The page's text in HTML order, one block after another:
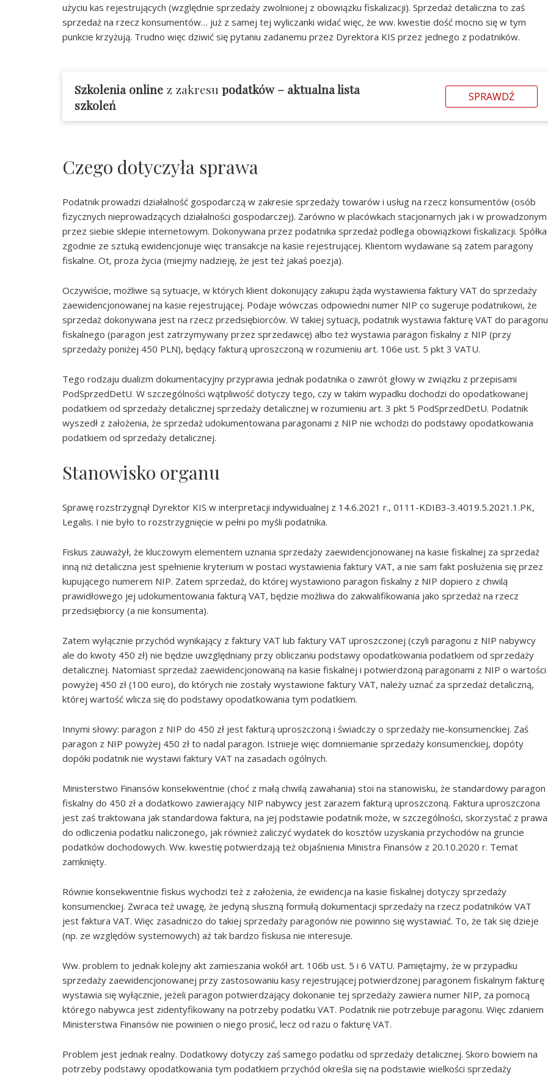
użyciu kas rejestrujących (względnie sprzedaży zwolnionej z obowiązku fiskalizacji). Sprzedaż detaliczna to zaś
sprzedaż na rzecz konsumentów… już z samej tej wyliczanki widać więc, że ww. kwestie dość mocno się w tym
punkcie krzyżują. Trudno więc dziwić się pytaniu zadanemu przez Dyrektora KIS przez jednego z podatników.
Szkolenia online z zakresu podatków– aktualna lista
szkoleń
SPRAWDŹ
Czego dotyczyła sprawa
Podatnik prowadzi działalność gospodarczą w zakresie sprzedaży towarów i usług na rzecz konsumentów (osób
fizycznych nieprowadzących działalności gospodarczej). Zarówno w placówkach stacjonarnych jak i w prowadzonym
przez siebie sklepie internetowym. Dokonywana przez podatnika sprzedaż podlega obowiązkowi fiskalizacji. Spółka
zgodnie ze sztuką ewidencjonuje więc transakcje na kasie rejestrującej. Klientom wydawane są zatem paragony
fiskalne. Ot, proza życia (miejmy nadzieję, że jest też jakaś poezja).
Oczywiście, możliwe są sytuacje, w których klient dokonujący zakupu żąda wystawienia faktury VAT do sprzedaży
zaewidencjonowanej na kasie rejestrującej. Podaje wówczas odpowiedni numer NIP co sugeruje podatnikowi, że
sprzedaż dokonywana jest na rzecz przedsiębiorców. W takiej sytuacji, podatnik wystawia fakturę VAT do paragonu
fiskalnego (paragon jest zatrzymywany przez sprzedawcę) albo też wystawia paragon fiskalny z NIP (przy
sprzedaży poniżej 450 PLN), będący fakturą uproszczoną w rozumieniu art. 106e ust. 5 pkt 3 VATU.
Tego rodzaju dualizm dokumentacyjny przyprawia jednak podatnika o zawrót głowy w związku z przepisami
PodSprzedDetU. W szczególności wątpliwość dotyczy tego, czy w takim wypadku dochodzi do opodatkowanej
podatkiem od sprzedaży detalicznej sprzedaży detalicznej w rozumieniu art. 3 pkt 5 PodSprzedDetU. Podatnik
wyszedł z założenia, że sprzedaż udokumentowana paragonami z NIP nie wchodzi do podstawy opodatkowania
podatkiem od sprzedaży detalicznej.
Stanowisko organu
Sprawę rozstrzygnął Dyrektor KIS w interpretacji indywidualnej z 14.6.2021 r., 0111-KDIB3-3.4019.5.2021.1.PK,
Legalis. I nie było to rozstrzygnięcie w pełni po myśli podatnika.
Fiskus zauważył, że kluczowym elementem uznania sprzedaży zaewidencjonowanej na kasie fiskalnej za sprzedaż
inną niż detaliczna jest spełnienie kryterium w postaci wystawienia faktury VAT, a nie sam fakt posłużenia się przez
kupującego numerem NIP. Zatem sprzedaż, do której wystawiono paragon fiskalny z NIP dopiero z chwilą
prawidłowego jej udokumentowania fakturą VAT, będzie możliwa do zakwalifikowania jako sprzedaż na rzecz
przedsiębiorcy (a nie konsumenta).
Zatem wyłącznie przychód wynikający z faktury VAT lub faktury VAT uproszczonej (czyli paragonu z NIP nabywcy
ale do kwoty 450 zł) nie będzie uwzględniany przy obliczaniu podstawy opodatkowania podatkiem od sprzedaży
detalicznej. Natomiast sprzedaż zaewidencjonowaną na kasie fiskalnej i potwierdzoną paragonami z NIP o wartości
powyżej 450 zł (100 euro), do których nie zostały wystawione faktury VAT, należy uznać za sprzedaż detaliczną,
której wartość wlicza się do podstawy opodatkowania tym podatkiem.
Innymi słowy: paragon z NIP do 450 zł jest fakturą uproszczoną i świadczy o sprzedaży nie-konsumenckiej. Zaś
paragon z NIP powyżej 450 zł to nadal paragon. Istnieje więc domniemanie sprzedaży konsumenckiej, dopóty
dopóki podatnik nie wystawi faktury VAT na zasadach ogólnych.
Ministerstwo Finansów konsekwentnie (choć z małą chwilą zawahania) stoi na stanowisku, że standardowy paragon
fiskalny do 450 zł a dodatkowo zawierający NIP nabywcy jest zarazem fakturą uproszczoną. Faktura uproszczona
jest zaś traktowana jak standardowa faktura, na jej podstawie podatnik może, w szczególności, skorzystać z prawa
do odliczenia podatku naliczonego, jak również zaliczyć wydatek do kosztów uzyskania przychodów na gruncie
podatków dochodowych. Ww. kwestię potwierdzają też objaśnienia Ministra Finansów z 20.10.2020 r. Temat
zamknięty.
Równie konsekwentnie fiskus wychodzi też z założenia, że ewidencja na kasie fiskalnej dotyczy sprzedaży
konsumenckiej. Zwraca też uwagę, że jedyną słuszną formułą dokumentacji sprzedaży na rzecz podatników VAT
jest faktura VAT. Więc zasadniczo do takiej sprzedaży paragonów nie powinno się wystawiać. To, że tak się dzieje
(np. ze względów systemowych) aż tak bardzo fiskusa nie interesuje.
Ww. problem to jednak kolejny akt zamieszania wokół art. 106b ust. 5 i 6 VATU. Pamiętajmy, że w przypadku
sprzedaży zaewidencjonowanej przy zastosowaniu kasy rejestrującej potwierdzonej paragonem fiskalnym fakturę
wystawia się wyłącznie, jeżeli paragon potwierdzający dokonanie tej sprzedaży zawiera numer NIP, za pomocą
którego nabywca jest zidentyfikowany na potrzeby podatku VAT. Podatnik nie potrzebuje paragonu. Więc zdaniem
Ministerstwa Finansów nie powinien o niego prosić, lecz od razu o fakturę VAT.
Problem jest jednak realny. Dodatkowy dotyczy zaś samego podatku od sprzedaży detalicznej. Skoro bowiem na
potrzeby podstawy opodatkowania tym podatkiem przychód określa się na podstawie wielkości sprzedaży